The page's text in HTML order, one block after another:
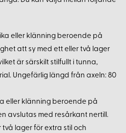
eller klänning beroende på
att sy med ett eller två lager
är särskilt stilfullt i tunna,
Ungefärlig längd från axeln: 80
eller klänning beroende på
avslutas med resårkant nertill.
två lager för extra stil och